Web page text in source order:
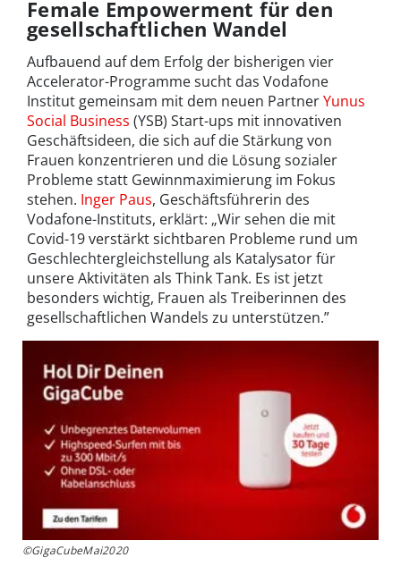
Female Empowerment für den
gesellschaftlichen Wandel
Aufbauend auf dem Erfolg der bisherigen vier
Accelerator-Programme sucht das Vodafone
Institut gemeinsam mit dem neuen PartnerYunus
Social Business (YSB) Start-ups mit innovativen
Geschäftsideen, die sich auf die Stärkung von
Frauen konzentrieren und die Lösung sozialer
Probleme statt Gewinnmaximierung im Fokus
stehen. Inger Paus, Geschäftsführerin des
Vodafone-Instituts, erklärt: „Wir sehen die mit
Covid-19 verstärkt sichtbaren Probleme rund um
Geschlechtergleichstellung als Katalysator für
unsere Aktivitäten als Think Tank. Es ist jetzt
besonders wichtig, Frauen als Treiberinnen des
gesellschaftlichen Wandels zu unterstützen.”
©GigaCubeMai2020